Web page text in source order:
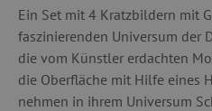
Ein Set mit 4 Kratzbildern mit
faszinierenden Universum der
die vom Künstler erdachten
die Oberfläche mit Hilfe eines
nehmen in ihrem Universum